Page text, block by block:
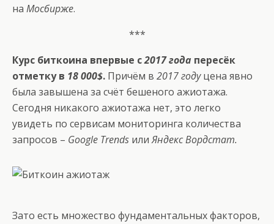
на Мосбирже.
***
Курс биткоина впервые с2017 года пересёк
отметку в 18 000$. Причём в 2017 годуцена явно
была завышена за счёт бешеного ажиотажа.
Сегодня никакого ажиотажа нет, это легко
увидеть по сервисам мониторинга количества
запросов – Google Trends илиЯндекс Вордстат.
Зато есть множество фундаментальных факторов,